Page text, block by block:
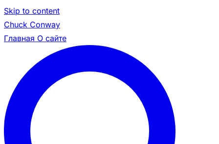
Skip to content
Chuck Conway
Главная О сайте